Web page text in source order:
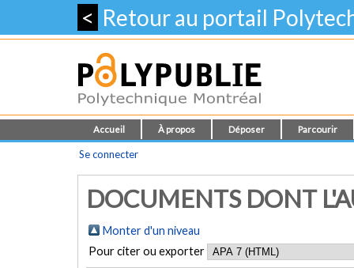
< Retour au portail
Accueil À propos Déposer Parcourir
Se connecter
DOCUMENTS DONT
Monter d'un niveau
Pour citer ou exporter